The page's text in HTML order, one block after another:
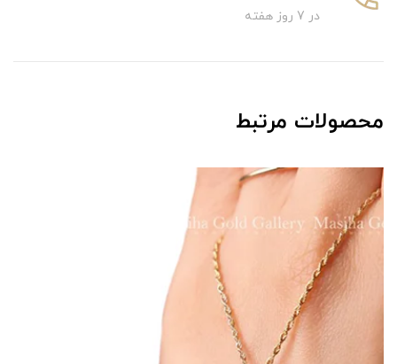
در 7 روز هفته
محصولات مرتبط